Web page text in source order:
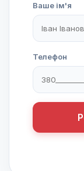
Ваше ім'я
Телефон